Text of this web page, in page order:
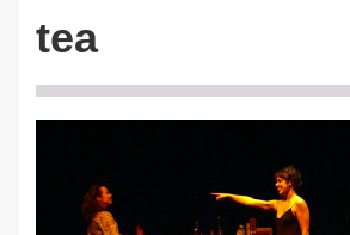
tea